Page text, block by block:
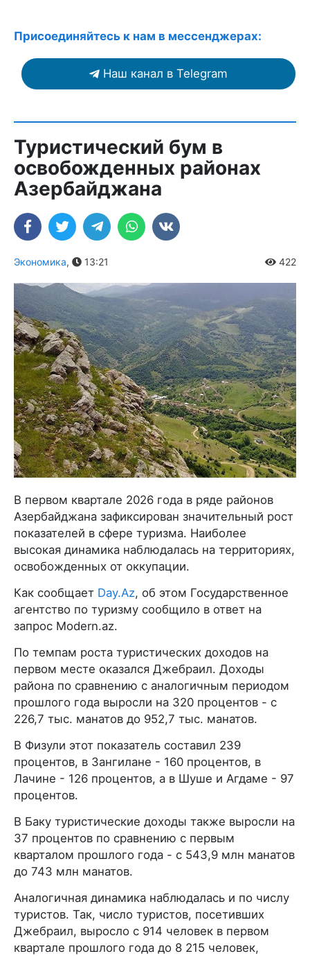
Присоединяйтесь к нам в мессенджерах:
Наш канал в Telegram
Туристический бум в
освобожденных районах
Азербайджана
Экономика, 13:21 422
В первом квартале 2026 года в ряде районов
Азербайджана зафиксирован значительный рост
показателей в сфере туризма. Наиболее
высокая динамика наблюдалась на территориях,
освобожденных от оккупации.
Как сообщает Day.Az, об этом Государственное
агентство по туризму сообщило в ответ на
запрос Modern.az.
По темпам роста туристических доходов на
первом месте оказался Джебраил. Доходы
района по сравнению с аналогичным периодом
прошлого года выросли на 320 процентов - с
226,7 тыс. манатов до 952,7 тыс. манатов.
В Физули этот показатель составил 239
процентов, в Зангилане - 160 процентов, в
Лачине - 126 процентов, а в Шуше и Агдаме - 97
процентов.
В Баку туристические доходы также выросли на
37 процентов по сравнению с первым
кварталом прошлого года - с 543,9 млн манатов
до 743 млн манатов.
Аналогичная динамика наблюдалась и по числу
туристов. Так, число туристов, посетивших
Джебраил, выросло с 914 человек в первом
квартале прошлого года до 8 215 человек,